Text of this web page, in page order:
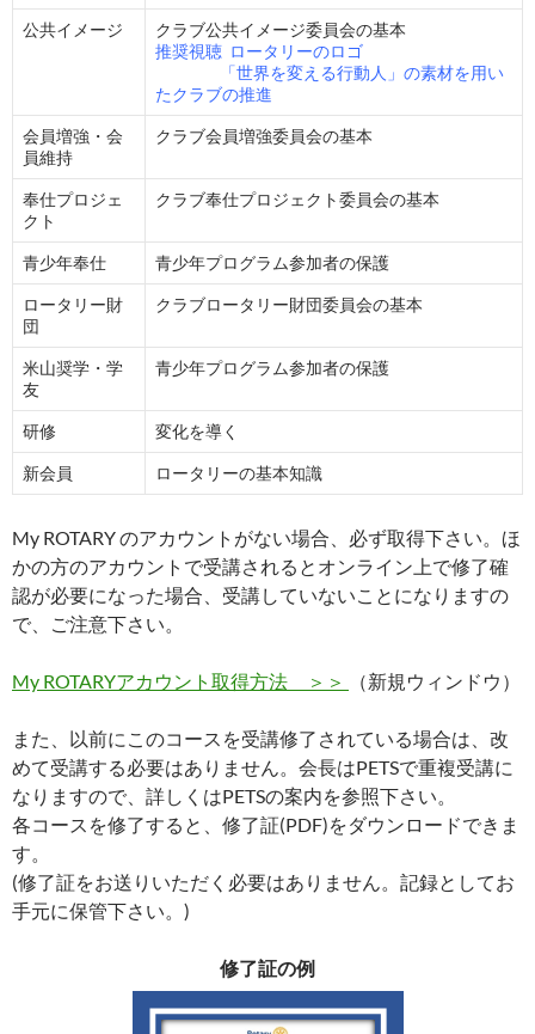
公共イメージ
クラブ公共イメージ委員会の基本
推奨視聴 ロータリーのロゴ
「世界を変える行動人」の素材を用い
たクラブの推進
会員増強・会
員維持
クラブ会員増強委員会の基本
奉仕プロジェ
クト
クラブ奉仕プロジェクト委員会の基本
青少年奉仕 青少年プログラム参加者の保護
ロータリー財
団
クラブロータリー財団委員会の基本
米山奨学・学
友
青少年プログラム参加者の保護
研修 変化を導く
新会員 ロータリーの基本知識
My ROTARY のアカウントがない場合、必ず取得下さい。ほ
かの方のアカウントで受講されるとオンライン上で修了確
認が必要になった場合、受講していないことになりますの
で、ご注意下さい。
My ROTARYアカウント取得方法 ＞＞ （新規ウィンドウ）
また、以前にこのコースを受講修了されている場合は、改
めて受講する必要はありません。会長はPETSで重複受講に
なりますので、詳しくはPETSの案内を参照下さい。
各コースを修了すると、修了証(PDF)をダウンロードできま
す。
(修了証をお送りいただく必要はありません。記録としてお
手元に保管下さい。)
修了証の例